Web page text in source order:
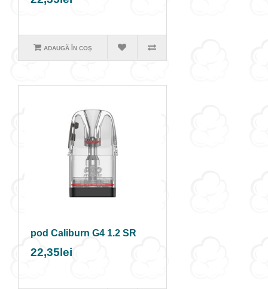
ADAUGĂ ÎN COŞ
pod Caliburn G4 1.2 SR
22,35lei